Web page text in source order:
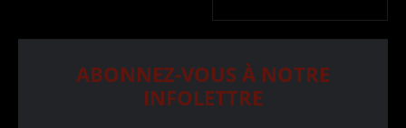
ABONNEZ-VOUS À NOTRE
INFOLETTRE